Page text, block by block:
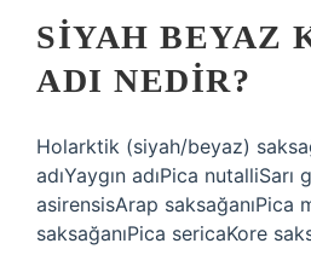
SIYAH BEYAZ
ADI NEDIR?
Holarktik (siyah/beyaz)
adıYaygın adıPica nutalliSarı
asirensisArap saksağanıPica
saksağanıPica sericaKore